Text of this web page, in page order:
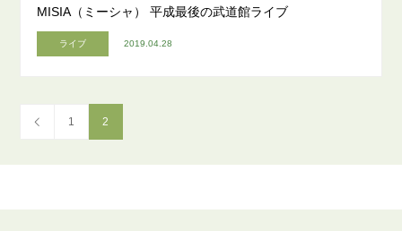
MISIA（ミーシャ） 平成最後の武道館ライブ
ライブ 2019.04.28
1 2